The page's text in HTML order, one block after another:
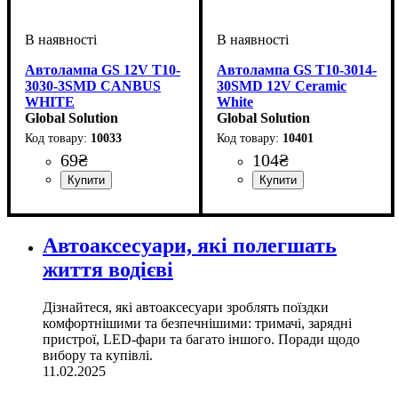
Автолампа GS 12V T10-
3030-3SMD CANBUS
WHITE
Global Solution
10033
69₴
Габаритні вогні
Samsung
SMD
Автолампа GS T10-3014-
30SMD 12V Ceramic
White
Global Solution
10401
104₴
Габаритні вогні
3014SMD
30SMD
Автоаксесуари, які полегшать
життя водієві
Дізнайтеся, які автоаксесуари зроблять поїздки
комфортнішими та безпечнішими: тримачі, зарядні
пристрої, LED-фари та багато іншого. Поради щодо
вибору та купівлі.
11.02.2025